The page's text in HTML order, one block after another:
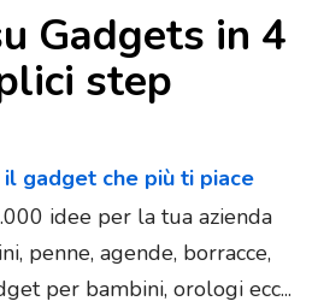
Gadgets in 4
step
il gadget che più ti piace
idee per la tua azienda
penne, agende, borracce,
per bambini, orologi ecc...